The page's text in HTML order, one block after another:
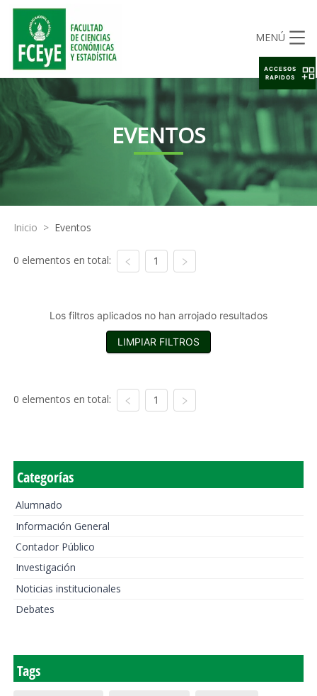
MENÚ
EVENTOS
Inicio > Eventos
0 elementos en total: 1
Los filtros aplicados no han arrojado resultados
LIMPIAR FILTROS
0 elementos en total: 1
Categorías
Alumnado
Información General
Contador Público
Investigación
Noticias institucionales
Debates
Tags
ACCESOS
RAPIDOS